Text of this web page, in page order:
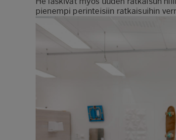
pienempi perinteisiin ratkaisuihin